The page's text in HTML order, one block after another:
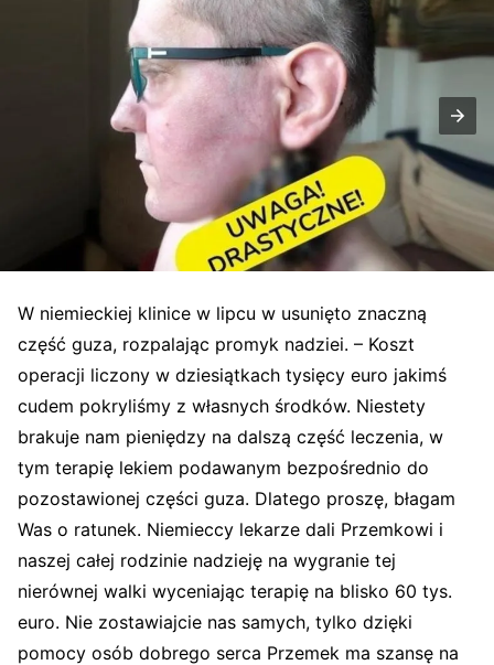
W niemieckiej klinice w lipcu w usunięto znaczną
część guza, rozpalając promyk nadziei. – Koszt
operacji liczony w dziesiątkach tysięcy euro jakimś
cudem pokryliśmy z własnych środków. Niestety
brakuje nam pieniędzy na dalszą część leczenia, w
tym terapię lekiem podawanym bezpośrednio do
pozostawionej części guza. Dlatego proszę, błagam
Was o ratunek. Niemieccy lekarze dali Przemkowi i
naszej całej rodzinie nadzieję na wygranie tej
nierównej walki wyceniając terapię na blisko 60 tys.
euro. Nie zostawiajcie nas samych, tylko dzięki
pomocy osób dobrego serca Przemek ma szansę na